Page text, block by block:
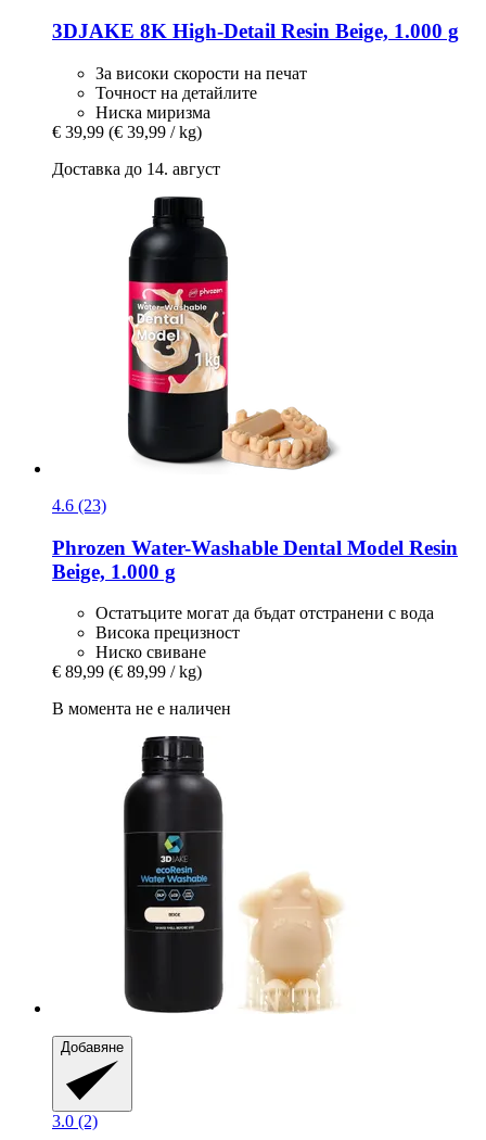
3DJAKE 8K High-​Detail Resin Beige, 1.000 g
За високи скорости на печат
Точност на детайлите
Ниска миризма
€ 39,99 (€ 39,99 / kg)
Доставка до 14. август
4.6 (23)
Phrozen Water-​Washable Dental Model Resin
Beige, 1.000 g
Остатъците могат да бъдат отстранени с вода
Висока прецизност
Ниско свиване
€ 89,99 (€ 89,99 / kg)
В момента не е наличен
Добавяне
3.0 (2)